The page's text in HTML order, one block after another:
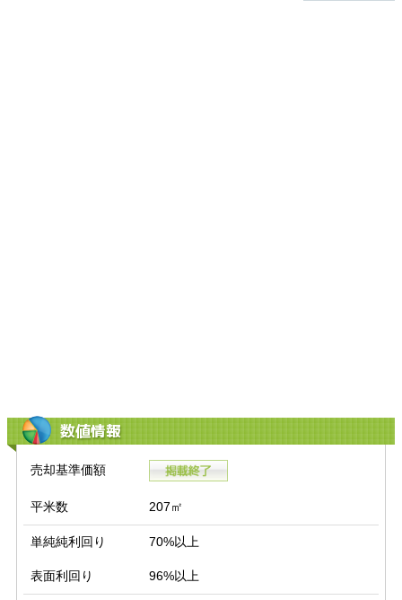
数値情報
売却基準価額
平米数 207㎡
単純純利回り 70%以上
表面利回り 96%以上